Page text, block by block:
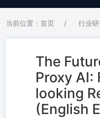
当前位置：首页 / 行业研
The
Proxy AI:
looking
(English